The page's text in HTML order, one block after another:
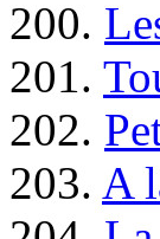
200.
201.
202.
203. A